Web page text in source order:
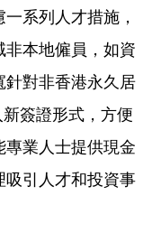
系列人才措施，
非本地僱員，如資
針對非香港永久居
簽證形式，方便
業人士提供現金
吸引人才和投資事